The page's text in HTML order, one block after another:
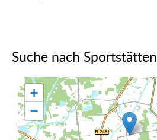
Suche nach Sportstätten